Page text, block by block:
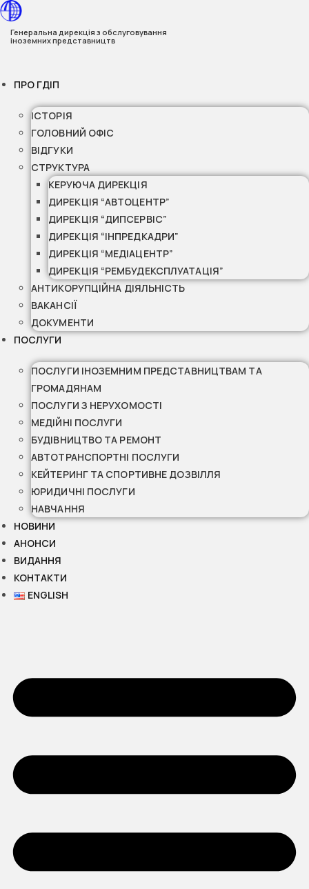
Перейти
до
вмісту
Генеральна дирекція з обслуговування
іноземних представництв
ПРО ГДІП
ІСТОРІЯ
ГОЛОВНИЙ ОФІС
ВІДГУКИ
СТРУКТУРА
КЕРУЮЧА ДИРЕКЦІЯ
ДИРЕКЦІЯ “АВТОЦЕНТР”
ДИРЕКЦІЯ “ДИПСЕРВІС”
ДИРЕКЦІЯ “ІНПРЕДКАДРИ”
ДИРЕКЦІЯ “МЕДІАЦЕНТР”
ДИРЕКЦІЯ “РЕМБУДЕКСПЛУАТАЦІЯ”
АНТИКОРУПЦІЙНА ДІЯЛЬНІСТЬ
ВАКАНСІЇ
ДОКУМЕНТИ
ПОСЛУГИ
ПОСЛУГИ ІНОЗЕМНИМ ПРЕДСТАВНИЦТВАМ ТА
ГРОМАДЯНАМ
ПОСЛУГИ З НЕРУХОМОСТІ
МЕДІЙНІ ПОСЛУГИ
БУДІВНИЦТВО ТА РЕМОНТ
АВТОТРАНСПОРТНІ ПОСЛУГИ
КЕЙТЕРИНГ ТА СПОРТИВНЕ ДОЗВІЛЛЯ
ЮРИДИЧНІ ПОСЛУГИ
НАВЧАННЯ
НОВИНИ
АНОНСИ
ВИДАННЯ
КОНТАКТИ
ENGLISH